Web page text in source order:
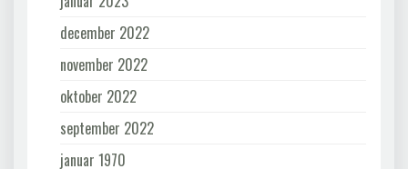
december 2022
november 2022
oktober 2022
september 2022
januar 1970